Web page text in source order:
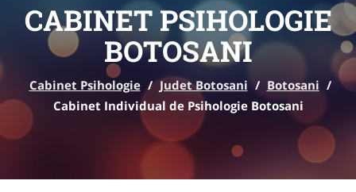
CABINET PSIHOLOGIE
BOTOSANI
Cabinet Psihologie / Judet Botosani / Botosani /
Cabinet Individual de Psihologie Botosani